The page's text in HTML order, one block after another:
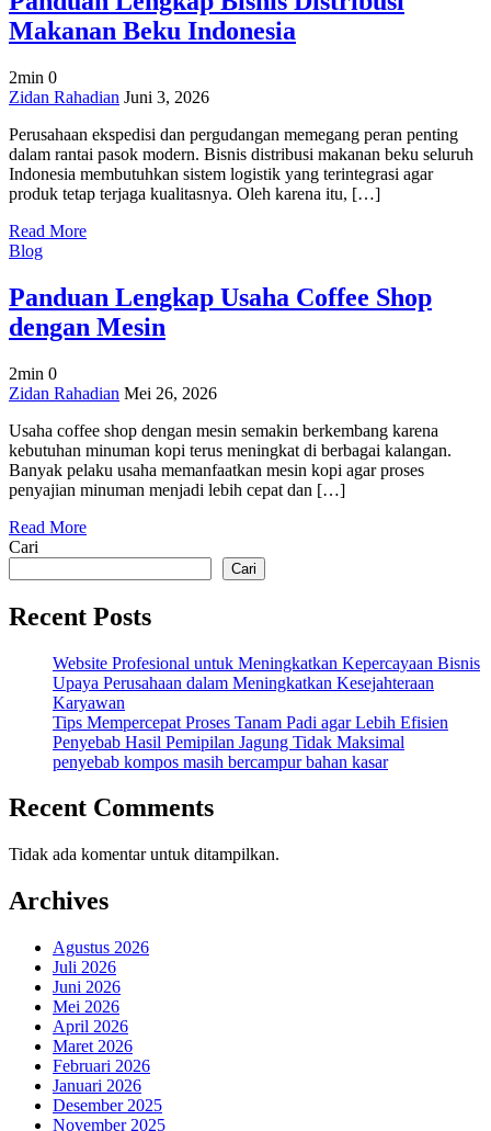
Makanan Beku Indonesia
2min 0
on
Lengkap
Bisnis
Distribusi
Makanan
Indonesia
Zidan Rahadian Juni 3, 2026
Perusahaan ekspedisi dan pergudangan memegang peran penting
dalam rantai pasok modern. Bisnis distribusi makanan beku seluruh
Indonesia membutuhkan sistem logistik yang terintegrasi agar
produk tetap terjaga kualitasnya. Oleh karena itu, […]
Read More
Blog
Panduan Lengkap Usaha Coffee Shop
dengan Mesin
2min 0
on
Lengkap
Usaha
Coffee
Shop
Mesin
Zidan Rahadian Mei 26, 2026
Usaha coffee shop dengan mesin semakin berkembang karena
kebutuhan minuman kopi terus meningkat di berbagai kalangan.
Banyak pelaku usaha memanfaatkan mesin kopi agar proses
penyajian minuman menjadi lebih cepat dan […]
Read More
Cari
Cari
Recent Posts
Website Profesional untuk Meningkatkan Kepercayaan Bisnis
Upaya Perusahaan dalam Meningkatkan Kesejahteraan
Karyawan
Tips Mempercepat Proses Tanam Padi agar Lebih Efisien
Penyebab Hasil Pemipilan Jagung Tidak Maksimal
penyebab kompos masih bercampur bahan kasar
Recent Comments
Tidak ada komentar untuk ditampilkan.
Archives
Agustus 2026
Juli 2026
Juni 2026
Mei 2026
April 2026
Maret 2026
Februari 2026
Januari 2026
Desember 2025
November 2025